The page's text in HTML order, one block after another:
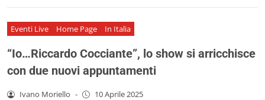
Eventi Live Home Page In Italia
“Io…Riccardo Cocciante”, lo show si arricchisce
con due nuovi appuntamenti
Ivano Moriello - 10 Aprile 2025